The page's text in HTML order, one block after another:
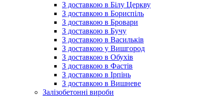
З доставкою в Білу Церкву
З доставкою в Бориспіль
З доставкою в Бровари
З доставкою в Бучу
З доставкою в Васильків
З доставкою у Вишгород
З доставкою в Обухів
З доставкою в Фастів
З доставкою в Ірпінь
З доставкою в Вишневе
Залізобетонні вироби